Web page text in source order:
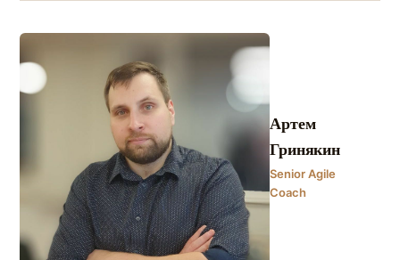
Артем
Гринякин
Senior Agile
Coach